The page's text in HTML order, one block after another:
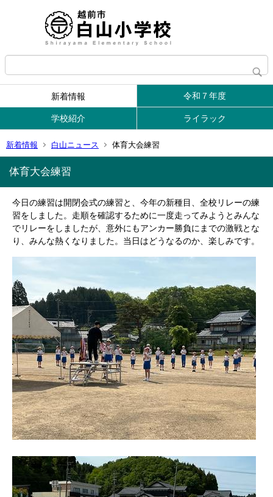
新着情報 令和７年度
学校紹介 ライラック
新着情報 白山ニュース 体育大会練習
体育大会練習
今日の練習は開閉会式の練習と、今年の新種目、全校リレーの練
習をしました。走順を確認するために一度走ってみようとみんな
でリレーをしましたが、意外にもアンカー勝負にまでの激戦とな
り、みんな熱くなりました。当日はどうなるのか、楽しみです。